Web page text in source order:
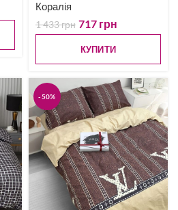
Коралія
1 433грн 717 грн
КУПИТИ
-50%